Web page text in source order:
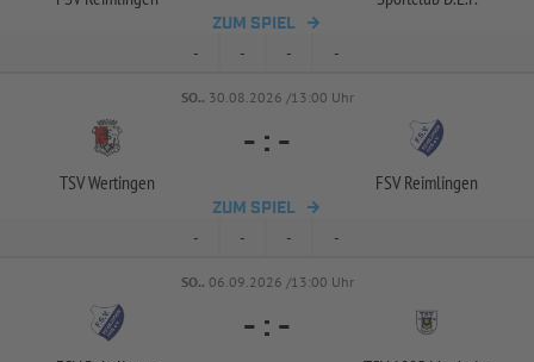
ZUM SPIEL
- - - -
SO.. 30.08.2026 /13:00 Uhr
TSV Wertingen
- : -
FSV Reimlingen
ZUM SPIEL
- - - -
SO.. 06.09.2026 /13:00 Uhr
- : -